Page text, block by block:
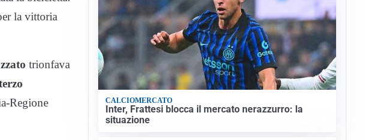
la vittoria
trionfava
Regione
CALCIOMERCATO
Inter, Frattesi blocca il mercato nerazzurro: la
situazione